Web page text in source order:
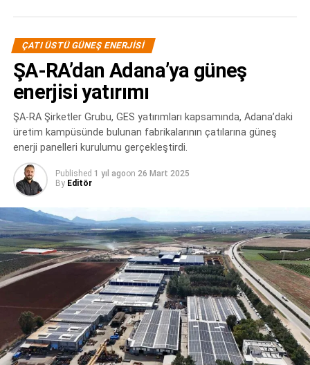
yenilenebilir enerji projelerinde çözüm ortağı olmaya
Berdan Cıvata Genel Müdürü Zeynep Şemsi Aysalar
RELATED TOPICS: BERDAN CIVATA
ÇATIÜSTÜ GES
FEATURED
GES PANELI
GES PROJELERI
GÜNEŞ ENERJISI
net satışlarla “Fortune 500” Türkiye sıralamasında bir kez
daha yer aldık. Dünyada artan petrol ve enerji fiyatları
“Fortune 500 Türkiye-2024” listesinde “yenilenebilir
enerji” alanında faaliyet gösteren şirketlerin öne çıkmasını
beraberinde getirdi. “ELİN” olarak tüm ekibimizin başarısı
taçlanmaya devam ediyor. Bir kez daha Fortune 500
Türkiye-2024 listesinde yer alan şirketlerin içerisinde
olmanın gururu da gücümüze güç kattı” dedi.
ÇATI ÜSTÜ GÜNEŞ ENERJISI
ŞA-RA’dan Adana’ya güneş
enerjisi yatırımı
ŞA-RA Şirketler Grubu, GES yatırımları kapsamında, Adana’daki
üretim kampüsünde bulunan fabrikalarının çatılarına güneş
enerji panelleri kurulumu gerçekleştirdi.
Published 1 yıl agoon 26 Mart 2025
By Editör